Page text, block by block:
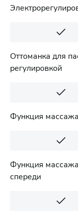
Оттоманка для
регулировкой
Функция
Функция
спереди